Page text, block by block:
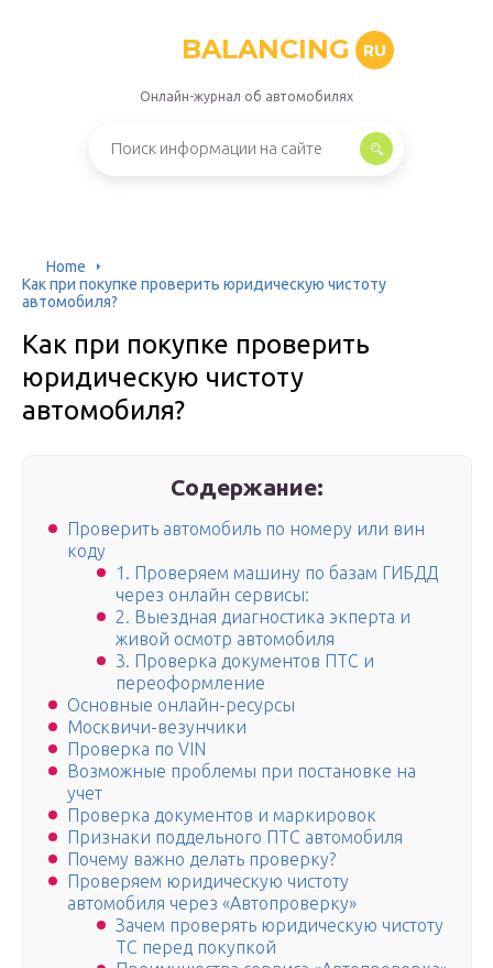
BALANCING RU
Онлайн-журнал об автомобилях
Home
Как при покупке проверить юридическую чистоту
автомобиля?
Как при покупке проверить
юридическую чистоту
автомобиля?
Содержание:
Проверить автомобиль по номеру или вин
коду
1. Проверяем машину по базам ГИБДД
через онлайн сервисы:
2. Выездная диагностика экперта и
живой осмотр автомобиля
3. Проверка документов ПТС и
переоформление
Основные онлайн-ресурсы
Москвичи-везунчики
Проверка по VIN
Возможные проблемы при постановке на
учет
Проверка документов и маркировок
Признаки поддельного ПТС автомобиля
Почему важно делать проверку?
Проверяем юридическую чистоту
автомобиля через «Автопроверку»
Зачем проверять юридическую чистоту
ТС перед покупкой